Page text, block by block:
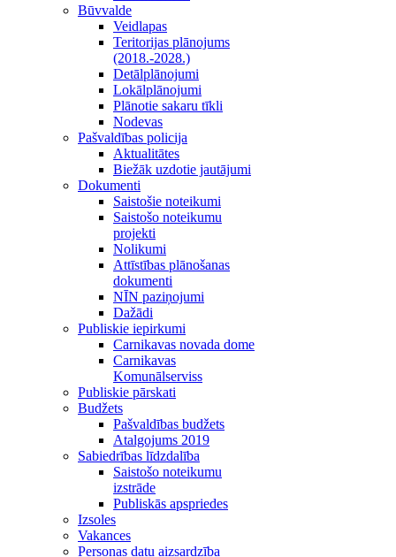
Būvvalde
Veidlapas
Teritorijas plānojums
(2018.-2028.)
Detālplānojumi
Lokālplānojumi
Plānotie sakaru tīkli
Nodevas
Pašvaldības policija
Aktualitātes
Biežāk uzdotie jautājumi
Dokumenti
Saistošie noteikumi
Saistošo noteikumu
projekti
Nolikumi
Attīstības plānošanas
dokumenti
NĪN paziņojumi
Dažādi
Publiskie iepirkumi
Carnikavas novada dome
Carnikavas
Komunālserviss
Publiskie pārskati
Budžets
Pašvaldības budžets
Atalgojums 2019
Sabiedrības līdzdalība
Saistošo noteikumu
izstrāde
Publiskās apspriedes
Izsoles
Vakances
Personas datu aizsardzība